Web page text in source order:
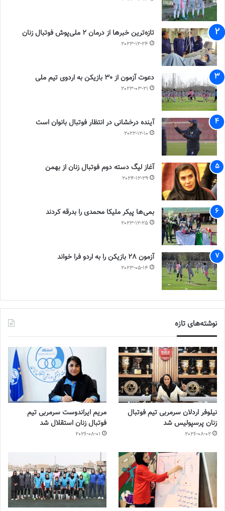
تازه‌ترین خبرها از درمان ۲ ملی‌پوش فوتبال زنان
2023-12-24
دعوت آزمون از 30 بازیکن به اردوی تیم ملی
2023-03-21
آینده درخشانی در انتظار فوتبال بانوان است
2022-12-10
آغاز لیگ دسته دوم فوتبال زنان از بهمن
2024-12-29
بمی‌ها پیکر ملیکا محمدی را بدرقه کردند
2023-12-25
آزمون 28 بازیکن را به اردو فرا خواند
2023-05-14
نوشته‌های تازه
نیلوفر اردلان سرمربی تیم فوتبال
زنان پرسپولیس شد
2026-08-02
مریم ایراندوست سرمربی تیم
فوتبال زنان استقلال شد
2026-08-01